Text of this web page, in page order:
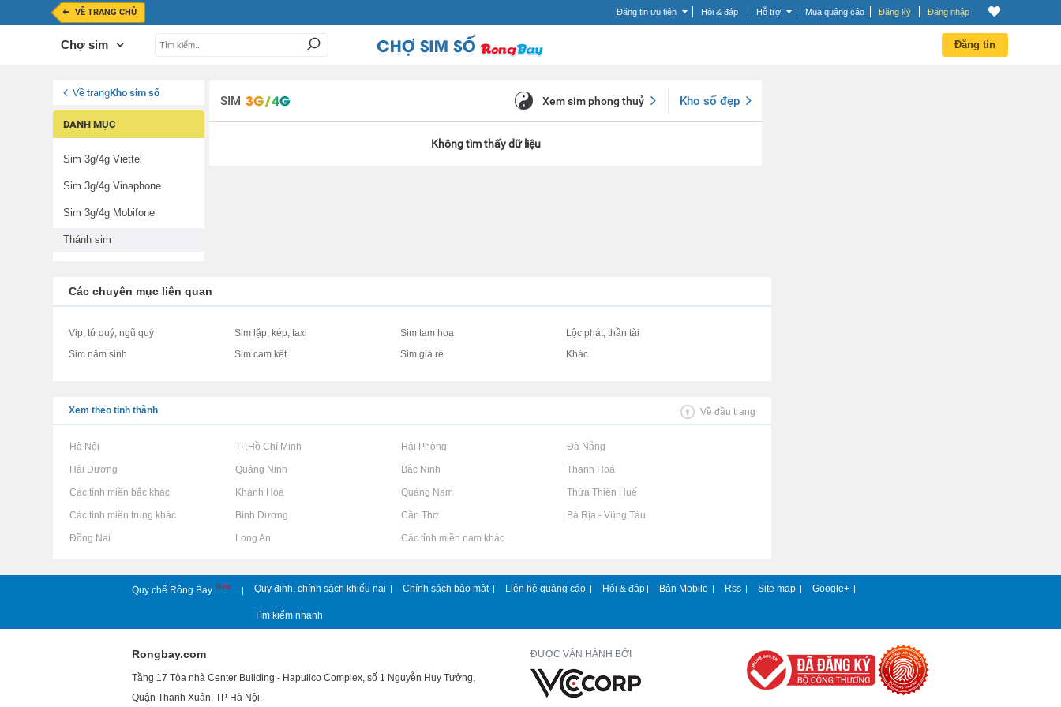
VỀ TRANG CHỦ Đăng tin ưu tiên Hỏi & đáp Hỗ trợ Mua quảng cáo Đăng ký Đăng nhập
Chợ sim Đăng tin
Về trangKho sim số
DANH MỤC
Sim 3g/4g Viettel
Sim 3g/4g Vinaphone
Sim 3g/4g Mobifone
Thánh sim
SIM Kho số đẹp
Xem sim phong thuỷ
Không tìm thấy dữ liệu
Các chuyên mục liên quan
Vip, tứ quý, ngũ quý Sim lặp, kép, taxi Sim tam hoa
Lộc phát, thần tài
Sim năm sinh
Sim cam kết Sim giá rẻ Khác
Xem theo tỉnh thành Về đầu trang
Rao vặt tại Hà Nội Rao vặt tại TP.Hồ Chí Minh Rao vặt tại Hải Phòng Rao vặt tại Đà Nẵng
Rao vặt tại Hải Dương Rao vặt tại Quảng Ninh Rao vặt tại Bắc Ninh Rao vặt tại Thanh Hoá
Rao vặt tại Các tỉnh miền bắc khác Rao vặt tại Khánh Hoà Rao vặt tại Quảng Nam Rao vặt tại Thừa Thiên Huế
Rao vặt tại Các tỉnh miền trung khác Rao vặt tại Bình Dương Rao vặt tại Cần Thơ Rao vặt tại Bà Rịa - Vũng Tàu
Rao vặt tại Đồng Nai Rao vặt tại Long An Rao vặt tại Các tỉnh miền nam khác
Quy chế Rồng Bay New | Quy định, chính sách khiếu nại | Chính sách bảo mật | Liên hệ quảng cáo | Hỏi & đáp | Bản Mobile | Rss | Site map | Google+ |
Tìm kiếm nhanh
Rongbay.com
Tầng 17 Tòa nhà Center Building - Hapulico Complex, số 1 Nguyễn Huy Tưởng,
Quận Thanh Xuân, TP Hà Nội.
ĐƯỢC VẬN HÀNH BỞI